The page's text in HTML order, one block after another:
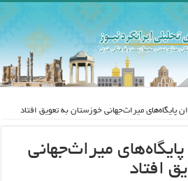
پایگاه‌های میراث‌جهانی خوزستان به تعویق افتاد
میراث‌جهانی
افتاد